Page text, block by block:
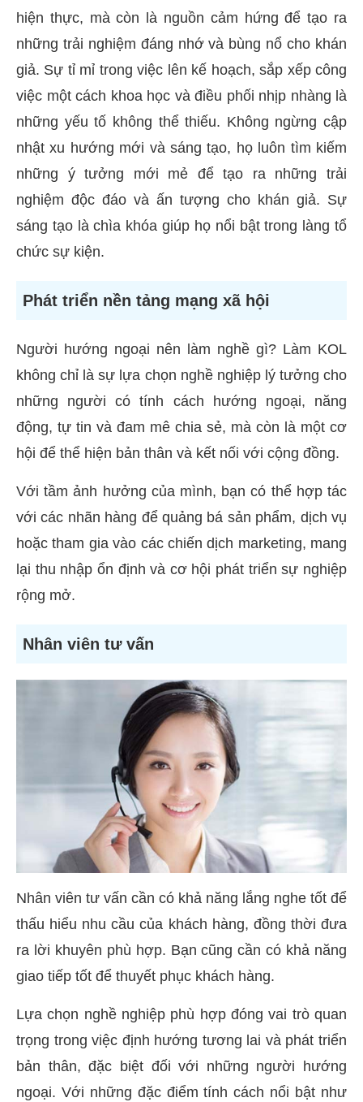
hiện thực, mà còn là nguồn cảm hứng để tạo ra
những trải nghiệm đáng nhớ và bùng nổ cho khán
giả. Sự tỉ mỉ trong việc lên kế hoạch, sắp xếp công
việc một cách khoa học và điều phối nhịp nhàng là
những yếu tố không thể thiếu. Không ngừng cập
nhật xu hướng mới và sáng tạo, họ luôn tìm kiếm
những ý tưởng mới mẻ để tạo ra những trải
nghiệm độc đáo và ấn tượng cho khán giả. Sự
sáng tạo là chìa khóa giúp họ nổi bật trong làng tổ
chức sự kiện.
Phát triển nền tảng mạng xã hội
Người hướng ngoại nên làm nghề gì? Làm KOL
không chỉ là sự lựa chọn nghề nghiệp lý tưởng cho
những người có tính cách hướng ngoại, năng
động, tự tin và đam mê chia sẻ, mà còn là một cơ
hội để thể hiện bản thân và kết nối với cộng đồng.
Với tầm ảnh hưởng của mình, bạn có thể hợp tác
với các nhãn hàng để quảng bá sản phẩm, dịch vụ
hoặc tham gia vào các chiến dịch marketing, mang
lại thu nhập ổn định và cơ hội phát triển sự nghiệp
rộng mở.
Nhân viên tư vấn
Nhân viên tư vấn cần có khả năng lắng nghe tốt để
thấu hiểu nhu cầu của khách hàng, đồng thời đưa
ra lời khuyên phù hợp. Bạn cũng cần có khả năng
giao tiếp tốt để thuyết phục khách hàng.
Lựa chọn nghề nghiệp phù hợp đóng vai trò quan
trọng trong việc định hướng tương lai và phát triển
bản thân, đặc biệt đối với những người hướng
ngoại. Với những đặc điểm tính cách nổi bật như